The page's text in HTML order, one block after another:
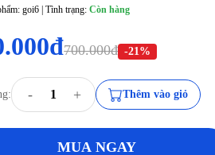
goi6 | Tình trạng:Còn hàng
700.000đ -21%
- + Thêm vào giỏ
MUA NGAY